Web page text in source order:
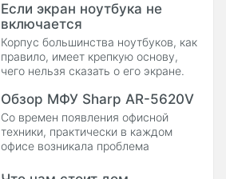
организации эффективных систем
по защите информационных
ресурсов. Неправомерный доступ к
информации без разрешения
владельца, как правило,
осуществляется с использованием
чужого логин
Если экран ноутбука не
включается
Корпус большинства ноутбуков, как
правило, имеет крепкую основу,
чего нельзя сказать о его экране.
неудачно уронить ноутбук или
каким-то образом повредить экран,
то скорей всего придется провести
ряд действий по замене матрицы
ноутбука . Можно ли провести
подобный
Обзор МФУ Sharp AR-5620V
Со времен появления офисной
техники, практически в каждом
офисе возникала проблема
аппаратов, так чтобы они были